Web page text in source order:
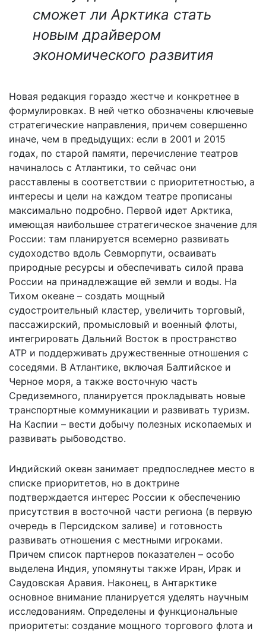
сможет ли Арктика стать
новым драйвером
экономического развития
Новая редакция гораздо жестче и конкретнее в
формулировках. В ней четко обозначены ключевые
стратегические направления, причем совершенно
иначе, чем в предыдущих: если в 2001 и 2015
годах, по старой памяти, перечисление театров
начиналось с Атлантики, то сейчас они
расставлены в соответствии с приоритетностью, а
интересы и цели на каждом театре прописаны
максимально подробно. Первой идет Арктика,
имеющая наибольшее стратегическое значение для
России: там планируется всемерно развивать
судоходство вдоль Севморпути, осваивать
природные ресурсы и обеспечивать силой права
России на принадлежащие ей земли и воды. На
Тихом океане – создать мощный
судостроительный кластер, увеличить торговый,
пассажирский, промысловый и военный флоты,
интегрировать Дальний Восток в пространство
АТР и поддерживать дружественные отношения с
соседями. В Атлантике, включая Балтийское и
Черное моря, а также восточную часть
Средиземного, планируется прокладывать новые
транспортные коммуникации и развивать туризм.
На Каспии – вести добычу полезных ископаемых и
развивать рыбоводство.
Индийский океан занимает предпоследнее место в
списке приоритетов, но в доктрине
подтверждается интерес России к обеспечению
присутствия в восточной части региона (в первую
очередь в Персидском заливе) и готовность
развивать отношения с местными игроками.
Причем список партнеров показателен – особо
выделена Индия, упомянуты также Иран, Ирак и
Саудовская Аравия. Наконец, в Антарктике
основное внимание планируется уделять научным
исследованиям. Определены и функциональные
приоритеты: создание мощного торгового флота и